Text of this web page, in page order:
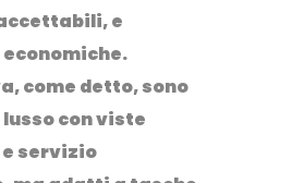
e
come detto, sono
con viste
servizio